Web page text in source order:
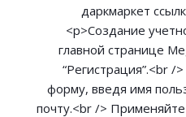
даркмаркет
<p>Создание
главной странице
“Регистрация”.<br /
форму, введя имя
почту.<br />